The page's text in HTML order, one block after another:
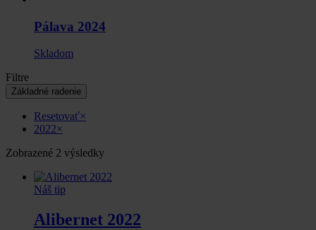
Pálava 2024
Skladom
Filtre
Základné radenie
Resetovať×
2022×
Zobrazené 2 výsledky
Náš tip
Alibernet 2022